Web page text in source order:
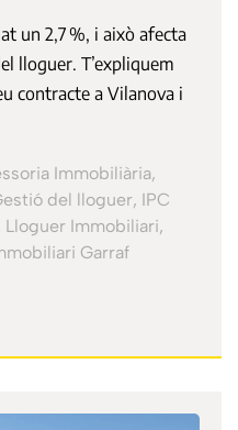
un 2,7 %, i això afecta
lloguer. T’expliquem
contracte a Vilanova i
Immobiliària,
del lloguer, IPC
Immobiliari,
Garraf